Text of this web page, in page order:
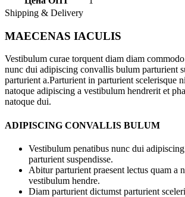
Shipping & Delivery
MAECENAS IACULIS
Vestibulum curae torquent diam diam
nunc dui adipiscing convallis bulum parturient
parturient a.Parturient in parturient scelerisque
natoque adipiscing a vestibulum hendrerit et
natoque dui.
ADIPISCING CONVALLIS BULUM
Vestibulum penatibus nunc dui
parturient suspendisse.
Abitur parturient praesent lectus quam a
vestibulum hendre.
Diam parturient dictumst parturient